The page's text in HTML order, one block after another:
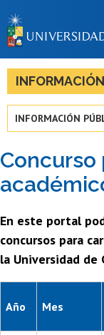
INFORMACIÓN
Concurso
En este portal
concursos para
la Universidad de
Año Mes